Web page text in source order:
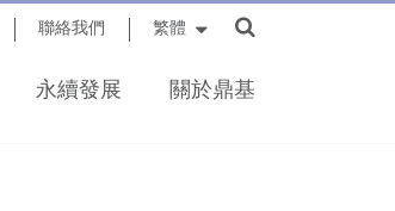
聯絡我們 繁體
永續發展 關於鼎基